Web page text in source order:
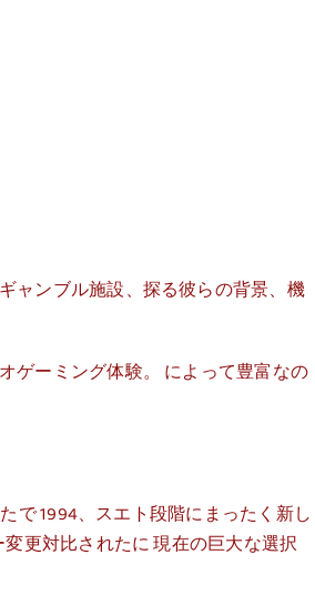
ャンブル施設、探る彼らの背景、機
ーミング体験。 によって豊富なの
で 1994、スエト段階にまったく新し
更対比されたに 現在の巨大な選択